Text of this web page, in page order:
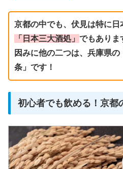
京都の中でも、伏見は特に
「日本三大酒処」 でもありま
因みに他の二つは、兵庫県
条」です！
初心者でも飲める！京都